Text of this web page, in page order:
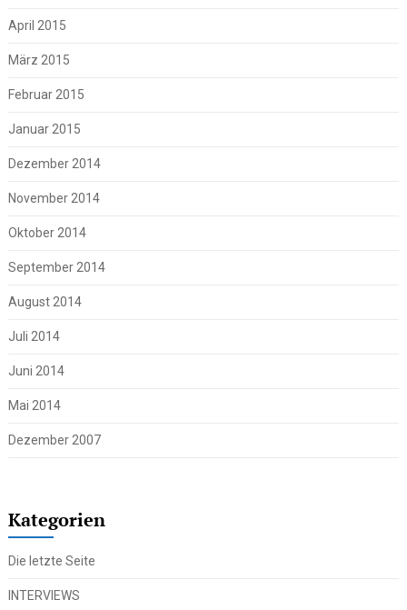
April 2015
März 2015
Februar 2015
Januar 2015
Dezember 2014
November 2014
Oktober 2014
September 2014
August 2014
Juli 2014
Juni 2014
Mai 2014
Dezember 2007
Kategorien
Die letzte Seite
INTERVIEWS